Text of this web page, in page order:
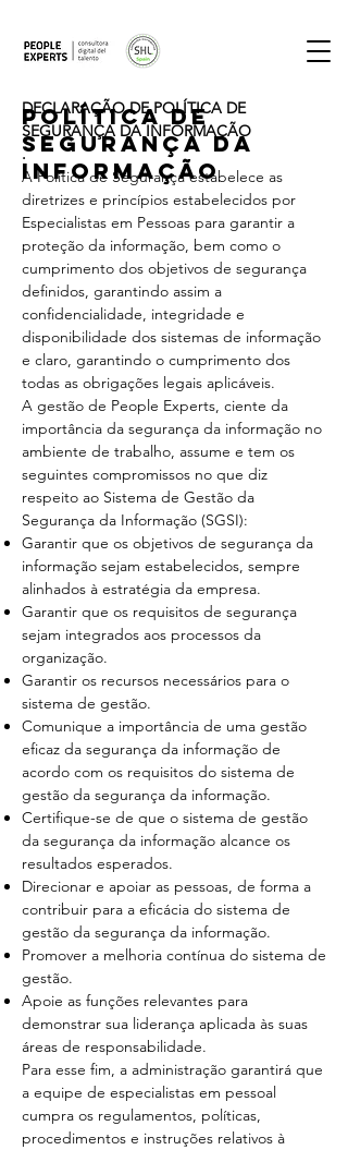
Política de
Segurança da
Informação
DECLARAÇÃO DE POLÍTICA DE
SEGURANÇA DA INFORMAÇÃO
.
A Política de Segurança estabelece as
diretrizes e princípios estabelecidos por
Especialistas em Pessoas para garantir a
proteção da informação, bem como o
cumprimento dos objetivos de segurança
definidos, garantindo assim a
confidencialidade, integridade e
disponibilidade dos sistemas de informação
e claro, garantindo o cumprimento dos
todas as obrigações legais aplicáveis.
A gestão de People Experts, ciente da
importância da segurança da informação no
ambiente de trabalho, assume e tem os
seguintes compromissos no que diz
respeito ao Sistema de Gestão da
Segurança da Informação (SGSI):
Garantir que os objetivos de segurança da
informação sejam estabelecidos, sempre
alinhados à estratégia da empresa.
Garantir que os requisitos de segurança
sejam integrados aos processos da
organização.
Garantir os recursos necessários para o
sistema de gestão.
Comunique a importância de uma gestão
eficaz da segurança da informação de
acordo com os requisitos do sistema de
gestão da segurança da informação.
Certifique-se de que o sistema de gestão
da segurança da informação alcance os
resultados esperados.
Direcionar e apoiar as pessoas, de forma a
contribuir para a eficácia do sistema de
gestão da segurança da informação.
Promover a melhoria contínua do sistema de
gestão.
Apoie as funções relevantes para
demonstrar sua liderança aplicada às suas
áreas de responsabilidade.
Para esse fim, a administração garantirá que
a equipe de especialistas em pessoal
cumpra os regulamentos, políticas,
procedimentos e instruções relativos à